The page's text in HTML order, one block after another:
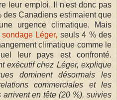
leur emploi. Il n'est donc pas
des Canadiens estimaient que
urgence climatique. Mais
Léger, seuls 4 % des
climatique comme le
leur pays est confronté.
exécutif chez Léger, explique
dominent désormais les
commerciales et les
en tête (20 %), suivies